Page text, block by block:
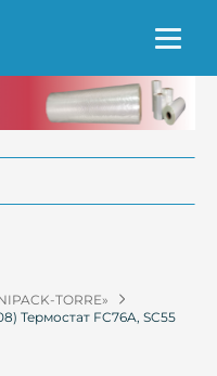
TORRE»
Термостат FC76A, SC55